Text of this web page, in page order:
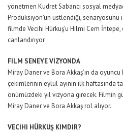
yönetmen Kudret Sabancı sosyal
Prodüksiyon’un üstlendiği, senaryosunu
filmde Vecihi Hürkuş’u Hilmi Cem İntepe,
canlandırıyor
FİLM SENEYE VİZYONDA
Miray Daner ve Bora Akkaş’ın da
çekimlerinin eylül ayının ilk haftasında
önümüzdeki yıl vizyona girecek. Filmin
Miray Daner ve Bora Akkaş rol alıyor.
VECİHİ HÜRKUŞ KİMDİR?